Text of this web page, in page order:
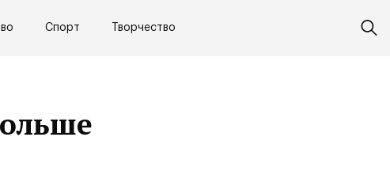
Спорт Творчество